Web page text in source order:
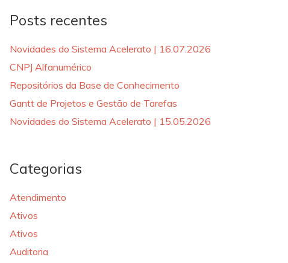
Posts recentes
Novidades do Sistema Acelerato | 16.07.2026
CNPJ Alfanumérico
Repositórios da Base de Conhecimento
Gantt de Projetos e Gestão de Tarefas
Novidades do Sistema Acelerato | 15.05.2026
Categorias
Atendimento
Ativos
Ativos
Auditoria